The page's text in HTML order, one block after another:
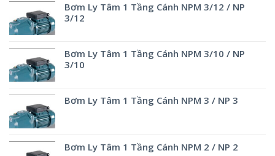
Bơm Ly Tâm 1 Tầng Cánh NPM 3/12 / NP
3/12
Bơm Ly Tâm 1 Tầng Cánh NPM 3/10 / NP
3/10
Bơm Ly Tâm 1 Tầng Cánh NPM 3 / NP 3
Bơm Ly Tâm 1 Tầng Cánh NPM 2 / NP 2